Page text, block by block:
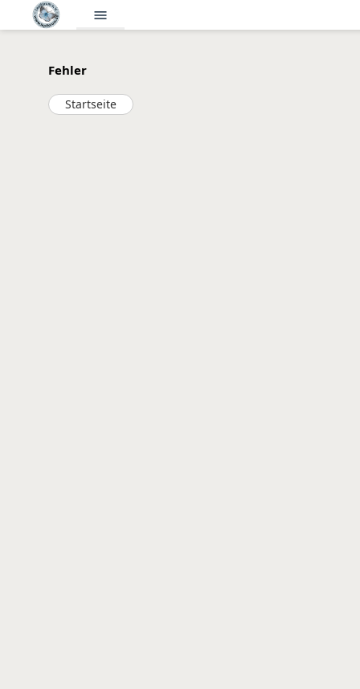
menu
Fehler
Startseite